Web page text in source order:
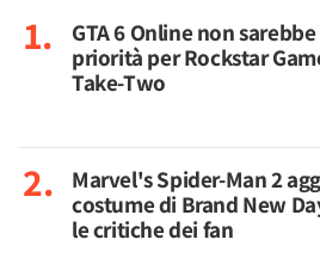
GTA 6 Online non
priorità per Rockstar
Take-Two
Marvel's Spider-Man 2
costume di Brand New
le critiche dei fan